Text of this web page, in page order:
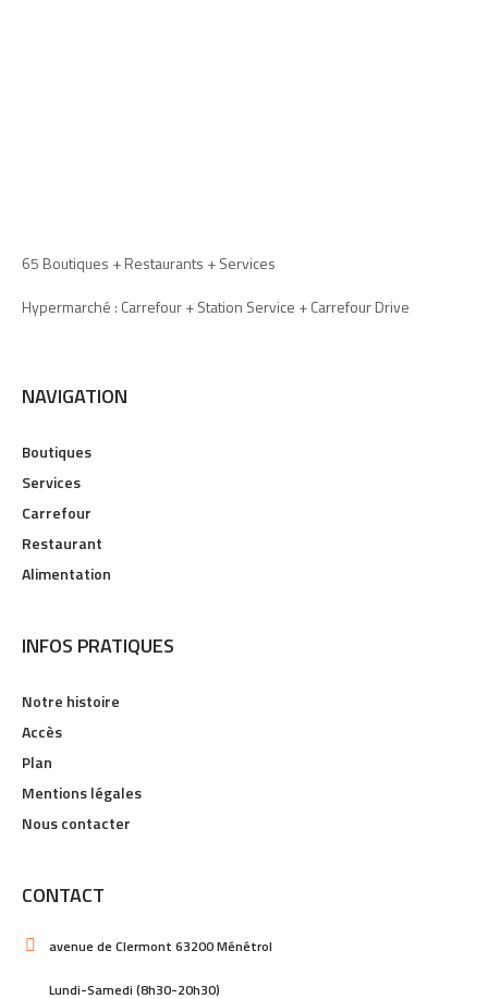
65 Boutiques + Restaurants + Services
Hypermarché : Carrefour + Station Service + Carrefour Drive
NAVIGATION
Boutiques
Services
Carrefour
Restaurant
Alimentation
INFOS PRATIQUES
Notre histoire
Accès
Plan
Mentions légales
Nous contacter
CONTACT
avenue de Clermont 63200 Ménétrol
Lundi-Samedi (8h30-20h30)